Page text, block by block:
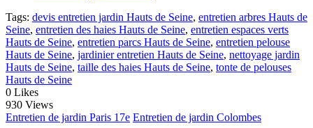
Tags: devis entretien jardin Hauts de Seine, entretien arbres Hauts de
Seine, entretien des haies Hauts de Seine, entretien espaces verts
Hauts de Seine, entretien parcs Hauts de Seine, entretien pelouse
Hauts de Seine, jardinier entretien Hauts de Seine, nettoyage jardin
Hauts de Seine, taille des haies Hauts de Seine, tonte de pelouses
Hauts de Seine
0 Likes
930 Views
Entretien de jardin Paris 17e Entretien de jardin Colombes